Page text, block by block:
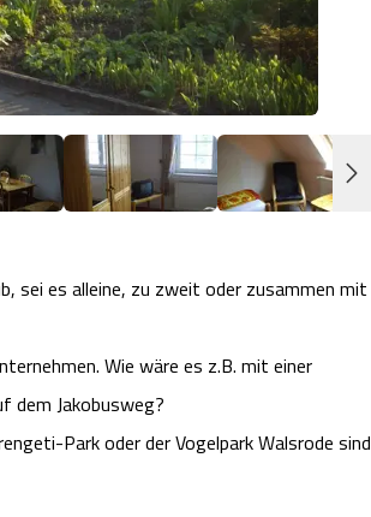
sei es alleine, zu zweit oder zusammen mit
Wie wäre es z.B. mit einer
dem Jakobusweg?
Park oder der Vogelpark Walsrode sind